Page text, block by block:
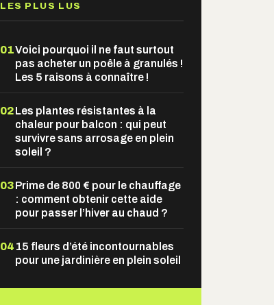
LES PLUS LUS
01Voici pourquoi il ne faut surtout
pas acheter un poêle à granulés !
Les 5 raisons à connaître !
02Les plantes résistantes à la
chaleur pour balcon : qui peut
survivre sans arrosage en plein
soleil ?
03Prime de 800 € pour le chauffage
: comment obtenir cette aide
pour passer l’hiver au chaud ?
04 15 fleurs d’été incontournables
pour une jardinière en plein soleil